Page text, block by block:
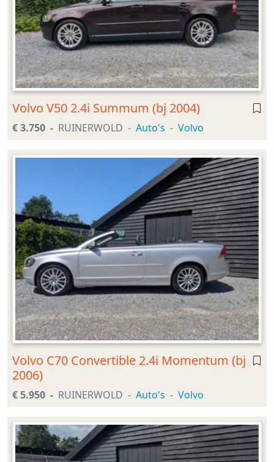
Volvo V50 2.4i Summum (bj 2004)
€ 3.750 RUINERWOLD Auto's Volvo
Volvo C70 Convertible 2.4i Momentum (bj
2006)
€ 5.950 RUINERWOLD Auto's Volvo